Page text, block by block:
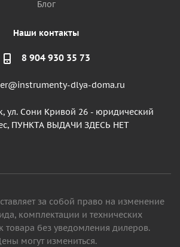
Блог
Наши контакты
8 904 930 35 73
dlya-doma.ru
ул. Сони Кривой 26 - юридический
ПУНКТА ВЫДАЧИ ЗДЕСЬ НЕТ
за собой право на изменение
комплектации и технических
товара без уведомления дилеров.
могут измениться.